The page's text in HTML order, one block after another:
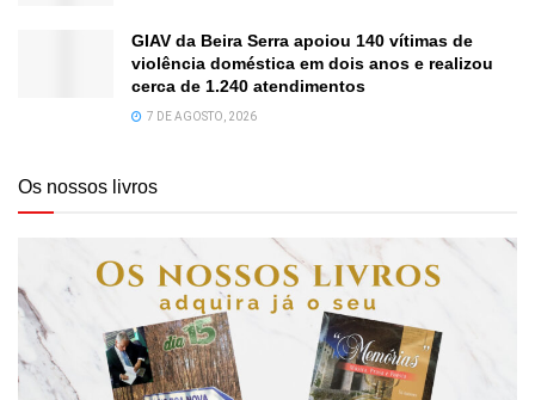
GIAV da Beira Serra apoiou 140 vítimas de
violência doméstica em dois anos e realizou
cerca de 1.240 atendimentos
7 DE AGOSTO, 2026
Os nossos livros